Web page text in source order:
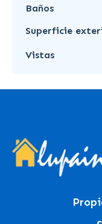
Baños
Superficie
Vistas